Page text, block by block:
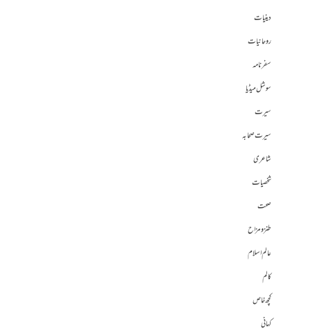
دینیات
روحانیات
سفرنامہ
سوشل میڈیا
سیرت
سیرت صحابہ
شاعری
شخصیات
صحت
طنز و مزاح
عالم اسلام
کالم
کچھ خاص
کہانی